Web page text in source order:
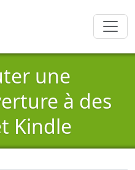
une
à des
Kindle